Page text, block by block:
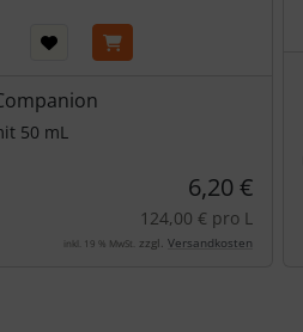
50 mL
6,20 €
124,00 € pro L
inkl. 19 % MwSt. zzgl. Versandkosten